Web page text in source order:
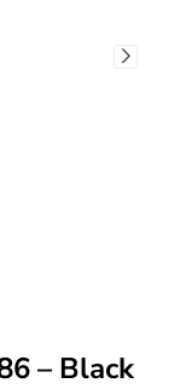
– Black